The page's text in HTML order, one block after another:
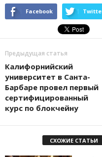
Facebook
Предыдущая статья
Калифорнийский
университет в Санта-
Барбаре провел первый
сертифицированный
курс по блокчейну
СХОЖИЕ СТАТЬИ